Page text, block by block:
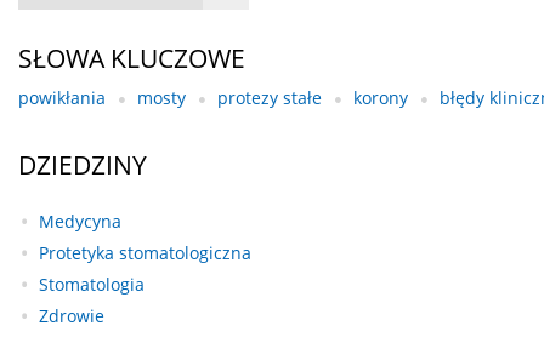
SŁOWA KLUCZOWE
powikłania mosty protezy stałe korony błędy
DZIEDZINY
Medycyna
Protetyka stomatologiczna
Stomatologia
Zdrowie